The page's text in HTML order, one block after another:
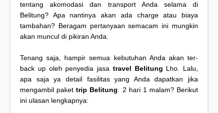
tentang akomodasi dan transport Anda selama di
Belitung? Apa nantinya akan ada charge atau biaya
tambahan? Beragam pertanyaan semacam ini mungkin
akan muncul di pikiran Anda.
Tenang saja, hampir semua kebutuhan Anda akan ter-
back up oleh penyedia jasa travel Belitung Lho. Lalu,
apa saja ya detail fasilitas yang Anda dapatkan jika
mengambil paket trip Belitung 2 hari 1 malam? Berikut
ini ulasan lengkapnya: